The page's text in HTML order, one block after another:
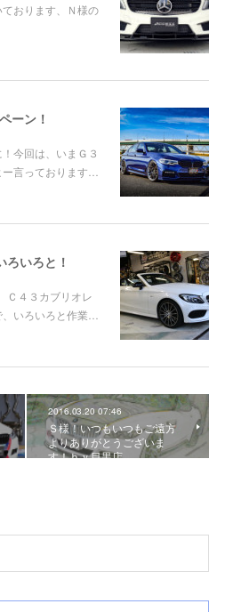
おります、Ｎ様の
ーン！
今回は、いまＧ３
言っております…
いろと！
４３カブリオレ
いろいろと作業…
2016.03.20 07:46
Ｓ様！いつもいつもご遠方
よりありがとうございま
す！ｂｙ目黒店